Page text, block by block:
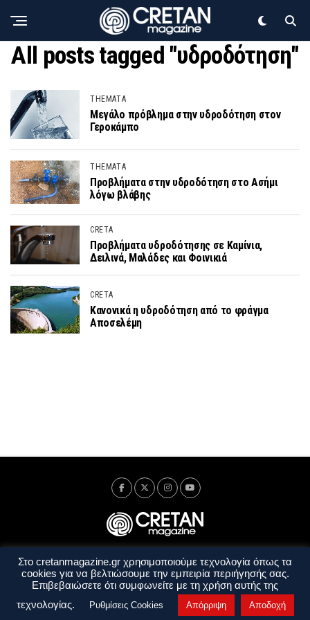
All posts tagged "υδροδότηση"
THEMATA
Μεγάλο πρόβλημα στην υδροδότηση στον
Γεροκάμπο
THEMATA
Προβλήματα στην υδροδότηση στο Ασήμι
λόγω βλάβης
CRETA
Προβλήματα υδροδότησης σε Καμίνια,
Δειλινά, Μαλάδες και Φοινικιά
CRETA
Κανονικά η υδροδότηση από το φράγμα
Αποσελέμη
Ταυτότητα Πολιτική Απορρήτου
Όροι Χρήσης
Όροι και Προϋποθέσεις
Στο cretanmagazine.gr χρησιμοποιούμε τεχνολογία όπως τα
cookies για να βελτιώσουμε την εμπειρία περιήγησής σας.
Επιβεβαιώσετε ότι συμφωνείτε με τη χρήση αυτής της
τεχνολογίας.
Ρυθμίσεις Cookies Απόρριψη Αποδοχή